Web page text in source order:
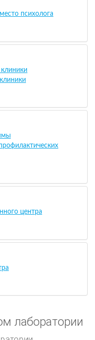
психолога
центра
лаборатории